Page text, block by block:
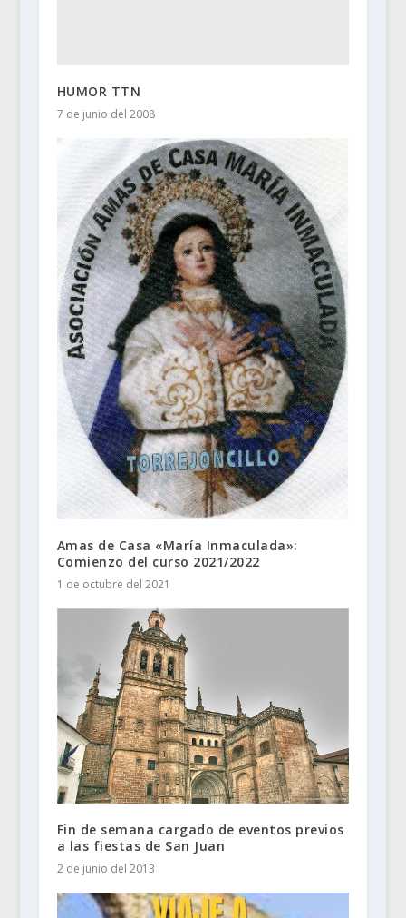
HUMOR TTN
7 de junio del 2008
Amas de Casa «María Inmaculada»:
Comienzo del curso 2021/2022
1 de octubre del 2021
Fin de semana cargado de eventos previos
a las fiestas de San Juan
2 de junio del 2013